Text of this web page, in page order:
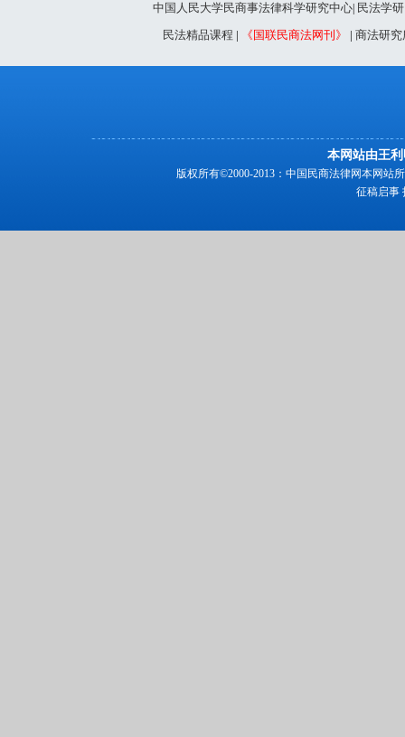
中国人民大学民商事法律科学研究中心| 民法学
民法精品课程 | 《国联民商法网刊》 | 商法研究
本网站由王
版权所有©2000-2013：中国民商法律网本网站
征稿启事